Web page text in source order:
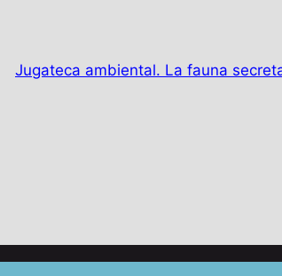
Jugateca ambiental. La fauna